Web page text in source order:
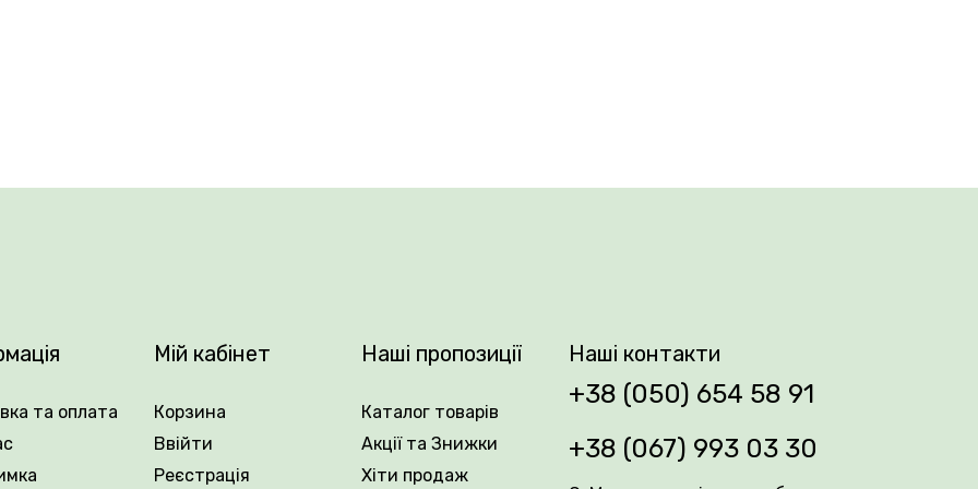
та оплата
Мій кабінет
Корзина
Ввійти
Реєстрація
Наші пропозиції
Каталог товарів
Акції та Знижки
Хіти продаж
Наші контакти
+38 (050) 654 58 91
+38 (067) 993 03 30